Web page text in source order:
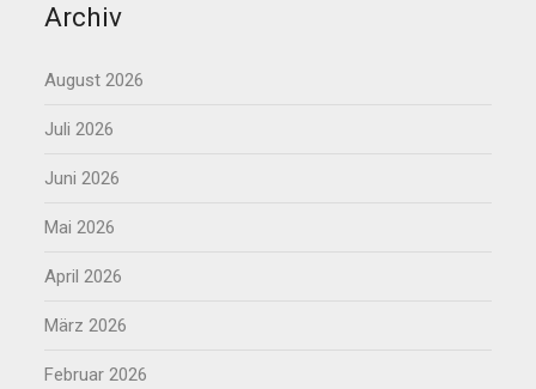
Archiv
August 2026
Juli 2026
Juni 2026
Mai 2026
April 2026
März 2026
Februar 2026